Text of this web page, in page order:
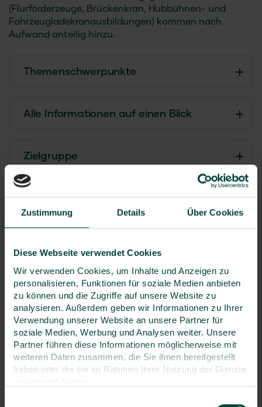
Zustimmung Details Über Cookies
Diese Webseite verwendet Cookies
Wir verwenden Cookies, um Inhalte und Anzeigen zu
personalisieren, Funktionen für soziale Medien anbieten
zu können und die Zugriffe auf unsere Website zu
analysieren. Außerdem geben wir Informationen zu Ihrer
Verwendung unserer Website an unsere Partner für
soziale Medien, Werbung und Analysen weiter. Unsere
Partner führen diese Informationen möglicherweise mit
weiteren Daten zusammen, die Sie ihnen bereitgestellt
haben oder die sie im Rahmen Ihrer Nutzung der Dienste
(Flurförderzeuge, Brückenkran, Hubbühnen- und
Fahrzeugladekranausbildungen) kommen nach
Aufwand anteilig hinzu.
Themenschwerpunkte
Alle Informationen auf einen Blick
Zielgruppe
Referierende
Seminarpreis
2.590 €
zzgl. MwSt.
Termin & Ort auswählen:
7.9. - 11.9.2026- Duisburg